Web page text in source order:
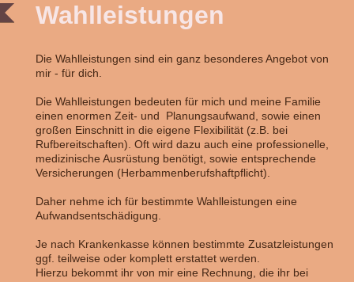
Wahlleistungen
Die Wahlleistungen sind ein ganz besonderes Angebot von
mir - für dich.
Die Wahlleistungen bedeuten für mich und meine Familie
einen enormen Zeit- und Planungsaufwand, sowie einen
großen Einschnitt in die eigene Flexibilität (z.B. bei
Rufbereitschaften). Oft wird dazu auch eine professionelle,
medizinische Ausrüstung benötigt, sowie entsprechende
Versicherungen (Herbammenberufshaftpflicht).
Daher nehme ich für bestimmte Wahlleistungen eine
Aufwandsentschädigung.
Je nach Krankenkasse können bestimmte Zusatzleistungen
ggf. teilweise oder komplett erstattet werden.
Hierzu bekommt ihr von mir eine Rechnung, die ihr bei